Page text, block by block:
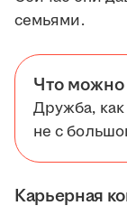
семьями.
Что можно
Дружба, как
не с
Карьерная